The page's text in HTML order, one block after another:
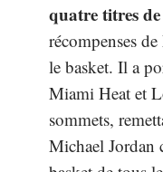
quatre titres
récompenses
le basket. Il a
Miami Heat et
sommets,
Michael Jordan